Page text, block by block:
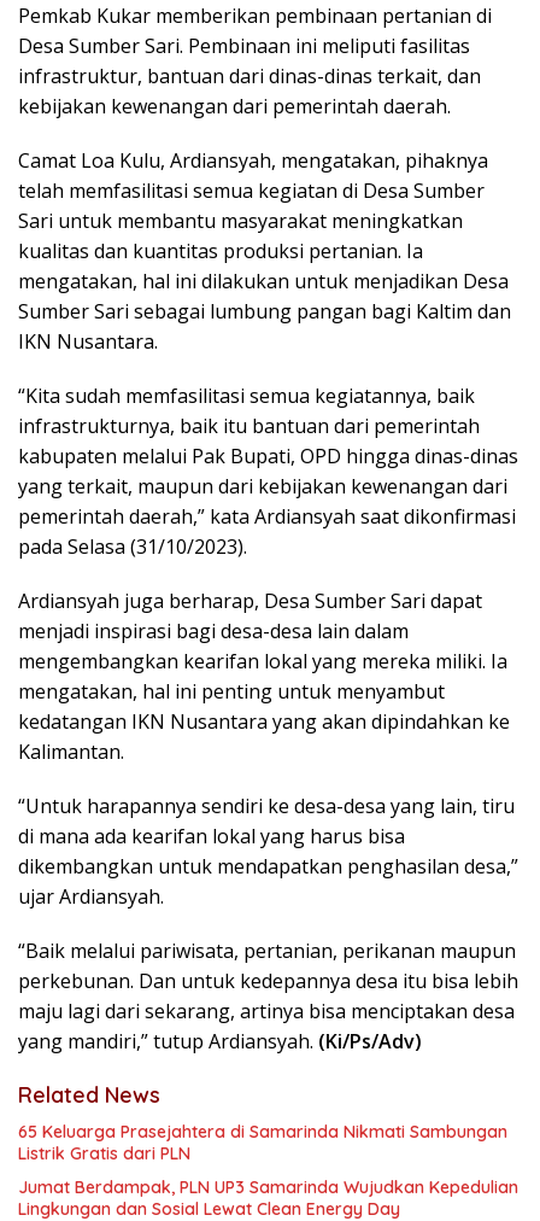
Pemkab Kukar memberikan pembinaan pertanian di
Desa Sumber Sari. Pembinaan ini meliputi fasilitas
infrastruktur, bantuan dari dinas-dinas terkait, dan
kebijakan kewenangan dari pemerintah daerah.
Camat Loa Kulu, Ardiansyah, mengatakan, pihaknya
telah memfasilitasi semua kegiatan di Desa Sumber
Sari untuk membantu masyarakat meningkatkan
kualitas dan kuantitas produksi pertanian. Ia
mengatakan, hal ini dilakukan untuk menjadikan Desa
Sumber Sari sebagai lumbung pangan bagi Kaltim dan
IKN Nusantara.
“Kita sudah memfasilitasi semua kegiatannya, baik
infrastrukturnya, baik itu bantuan dari pemerintah
kabupaten melalui Pak Bupati, OPD hingga dinas-dinas
yang terkait, maupun dari kebijakan kewenangan dari
pemerintah daerah,” kata Ardiansyah saat dikonfirmasi
pada Selasa (31/10/2023).
Ardiansyah juga berharap, Desa Sumber Sari dapat
menjadi inspirasi bagi desa-desa lain dalam
mengembangkan kearifan lokal yang mereka miliki. Ia
mengatakan, hal ini penting untuk menyambut
kedatangan IKN Nusantara yang akan dipindahkan ke
Kalimantan.
“Untuk harapannya sendiri ke desa-desa yang lain, tiru
di mana ada kearifan lokal yang harus bisa
dikembangkan untuk mendapatkan penghasilan desa,”
ujar Ardiansyah.
“Baik melalui pariwisata, pertanian, perikanan maupun
perkebunan. Dan untuk kedepannya desa itu bisa lebih
maju lagi dari sekarang, artinya bisa menciptakan desa
yang mandiri,” tutup Ardiansyah. (Ki/Ps/Adv)
Related News
65 Keluarga Prasejahtera di Samarinda Nikmati Sambungan
Listrik Gratis dari PLN
Jumat Berdampak, PLN UP3 Samarinda Wujudkan Kepedulian
Lingkungan dan Sosial Lewat Clean Energy Day